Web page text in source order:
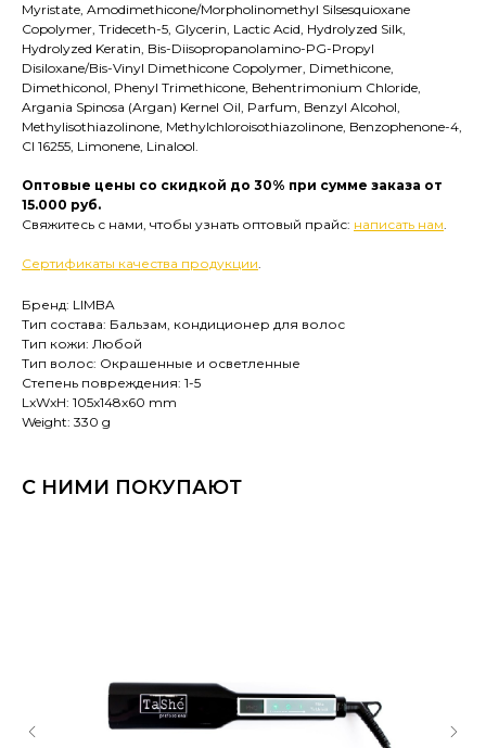
Myristate, Amodimethicone/Morpholinomethyl Silsesquioxane
Copolymer, Trideceth-5, Glycerin, Lactic Acid, Hydrolyzed Silk,
Hydrolyzed Keratin, Bis-Diisopropanolamino-PG-Propyl
Disiloxane/Bis-Vinyl Dimethicone Copolymer, Dimethicone,
Dimethiconol, Phenyl Trimethicone, Behentrimonium Сhloride,
Argania Spinosa (Argan) Kernel Oil, Parfum, Benzyl Alcohol,
Methylisothiazolinone, Methylchloroisothiazolinone, Benzophenone-4,
CI 16255, Limonene, Linalool.
Оптовые цены со скидкой до 30% при сумме заказа от
15.000 руб.
Свяжитесь с нами, чтобы узнать оптовый прайс: написать нам.
Сертификаты качества продукции.
Бренд: LIMBA
Тип состава: Бальзам, кондиционер для волос
Тип кожи: Любой
Тип волос: Окрашенные и осветленные
Степень повреждения: 1-5
LxWxH: 105x148x60 mm
Weight: 330 g
С НИМИ ПОКУПАЮТ